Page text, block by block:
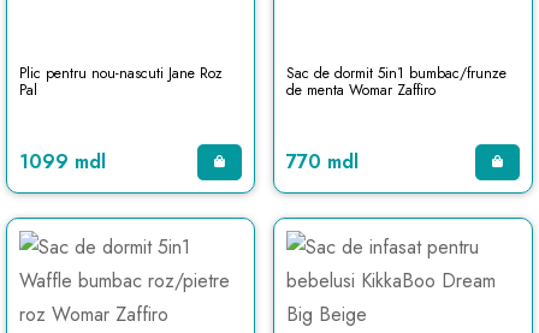
Plic pentru nou-nascuti Jane Roz
Pal
1099 mdl
Sac de dormit 5in1 bumbac/frunze
de menta Womar Zaffiro
770 mdl